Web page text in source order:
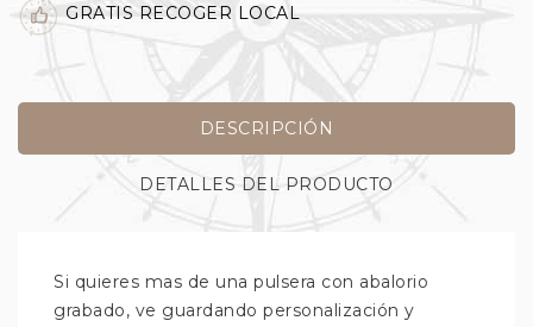
GRATIS RECOGER LOCAL
DESCRIPCIÓN
DETALLES DEL PRODUCTO
Si quieres mas de una pulsera con abalorio
grabado, ve guardando personalización y